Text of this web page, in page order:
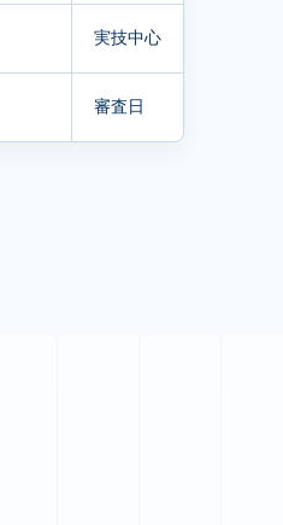
実技中心
審査日